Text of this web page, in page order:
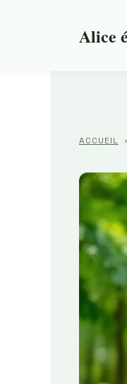
Alice
ACCUEIL